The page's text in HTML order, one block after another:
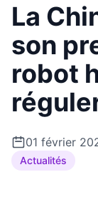
La
son
robot
01 février
Actualités